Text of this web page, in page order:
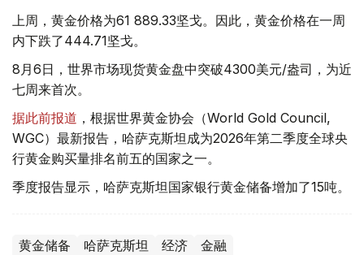
上周，黄金价格为61 889.33坚戈。因此，黄金价格在一周
内下跌了444.71坚戈。
8月6日，世界市场现货黄金盘中突破4300美元/盎司，为近
七周来首次。
据此前报道 ，根据世界黄金协会（World Gold Council,
WGC）最新报告，哈萨克斯坦成为2026年第二季度全球央
行黄金购买量排名前五的国家之一。
季度报告显示，哈萨克斯坦国家银行黄金储备增加了15吨。
黄金储备 哈萨克斯坦 经济 金融